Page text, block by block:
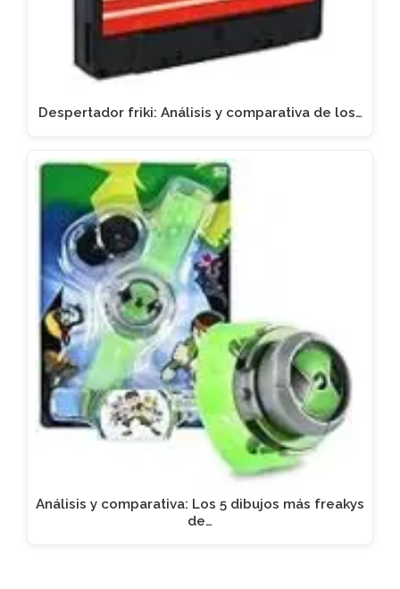
Despertador friki: Análisis y comparativa de los…
Análisis y comparativa: Los 5 dibujos más freakys
de…